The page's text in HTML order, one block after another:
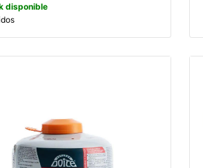
disponible